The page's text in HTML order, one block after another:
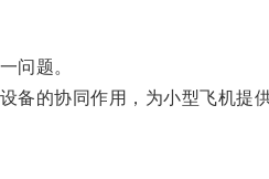
问题。
的协同作用，为小型飞机提供